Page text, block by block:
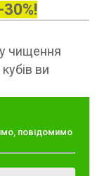
30%!
чищення
ви
повідомимо